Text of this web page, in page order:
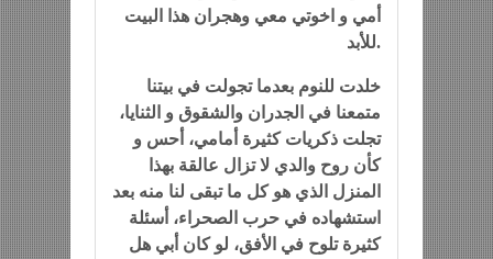
أمي و اخوتي معي وهجران هذا البيت
للأبد.
خلدت للنوم بعدما تجولت في بيتنا
متمعنا في الجدران والشقوق و الثنايا،
تجلت ذكريات كثيرة أمامي، أحس و
كأن روح والدي لا تزال عالقة بهذا
المنزل الذي هو كل ما تبقى لنا منه بعد
استشهاده في حرب الصحراء، أسئلة
كثيرة تلوح في الأفق، لو كان أبي هل